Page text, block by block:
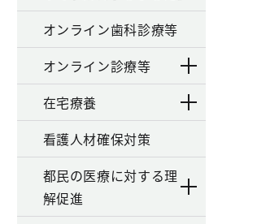
オンライン歯科診療等
オンライン診療等
在宅療養
看護人材確保対策
都民の医療に対する理
解促進